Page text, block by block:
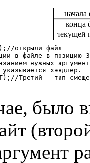
начала
конца
текущей
//открыли файл
ии в файле в позицию 3
азанием нужных аргумент
указывается хэндлер .
//Третий - тип смеще
было